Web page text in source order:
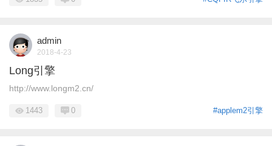
admin
2018-4-23
Long引擎
http://www.longm2.cn/
#applem2引擎
1443 0